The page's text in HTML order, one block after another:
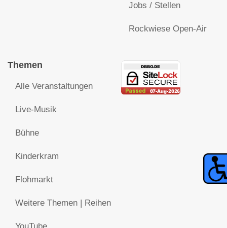
Jobs / Stellen
Rockwiese Open-Air
Themen
Alle Veranstaltungen
Live-Musik
Bühne
Kinderkram
Flohmarkt
Weitere Themen | Reihen